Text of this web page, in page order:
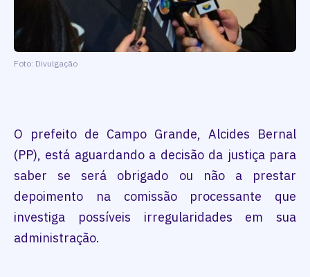
Foto: Divulgação
O prefeito de Campo Grande, Alcides Bernal
(PP), está aguardando a decisão da justiça para
saber se será obrigado ou não a prestar
depoimento na comissão processante que
investiga possíveis irregularidades em sua
administração.